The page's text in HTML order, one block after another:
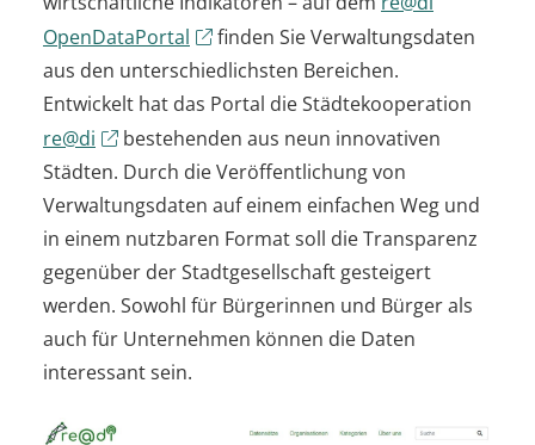
OpenDataPortal
finden Sie Verwaltungsdaten
aus den unterschiedlichsten Bereichen.
Entwickelt hat das Portal die Städtekooperation
re@di
bestehenden aus neun innovativen
Städten. Durch die Veröffentlichung von
Verwaltungsdaten auf einem einfachen Weg und
in einem nutzbaren Format soll die Transparenz
gegenüber der Stadtgesellschaft gesteigert
werden. Sowohl für Bürgerinnen und Bürger als
auch für Unternehmen können die Daten
interessant sein.